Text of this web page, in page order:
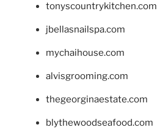
tonyscountrykitchen.com
jbellasnailspa.com
mychaihouse.com
alvisgrooming.com
thegeorginaestate.com
blythewoodseafood.com